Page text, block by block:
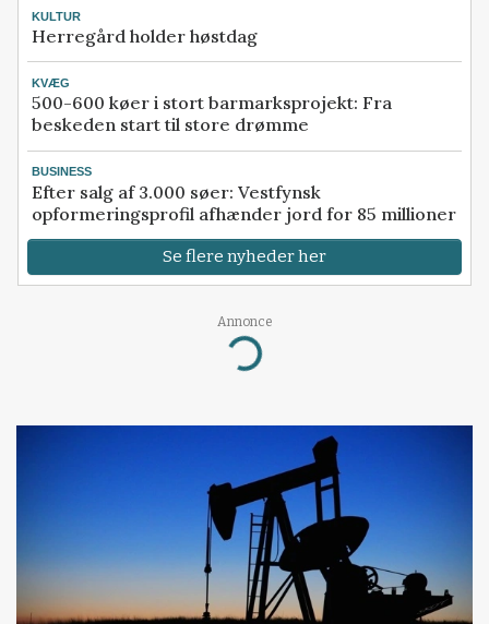
KULTUR
Herregård holder høstdag
KVÆG
500-600 køer i stort barmarksprojekt: Fra
beskeden start til store drømme
BUSINESS
Efter salg af 3.000 søer: Vestfynsk
opformeringsprofil afhænder jord for 85 millioner
Se flere nyheder her
Annonce
Loading...